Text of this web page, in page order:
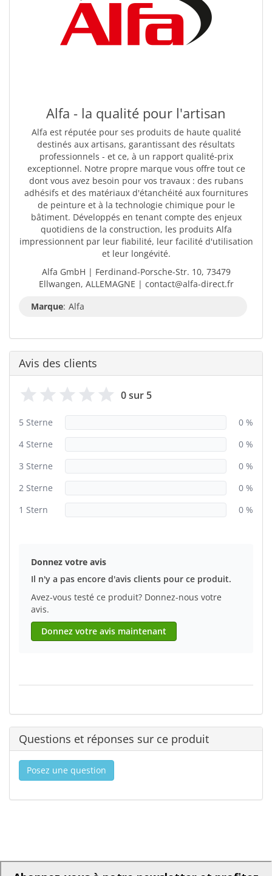
Alfa - la qualité pour l'artisan
Alfa est réputée pour ses produits de haute qualité
destinés aux artisans, garantissant des résultats
professionnels - et ce, à un rapport qualité-prix
exceptionnel. Notre propre marque vous offre tout ce
dont vous avez besoin pour vos travaux : des rubans
adhésifs et des matériaux d'étanchéité aux fournitures
de peinture et à la technologie chimique pour le
bâtiment. Développés en tenant compte des enjeux
quotidiens de la construction, les produits Alfa
impressionnent par leur fiabilité, leur facilité d'utilisation
et leur longévité.
Alfa GmbH | Ferdinand-Porsche-Str. 10, 73479
Ellwangen, ALLEMAGNE | contact@alfa-direct.fr
Marque: Alfa
Avis des clients
0 sur 5
5 Sterne
0 %
4 Sterne
0 %
3 Sterne
0 %
2 Sterne
0 %
1 Stern
0 %
Donnez votre avis
Il n'y a pas encore d'avis clients pour ce produit.
Avez-vous testé ce produit? Donnez-nous votre
avis.
Donnez votre avis maintenant
Questions et réponses sur ce produit
Posez une question